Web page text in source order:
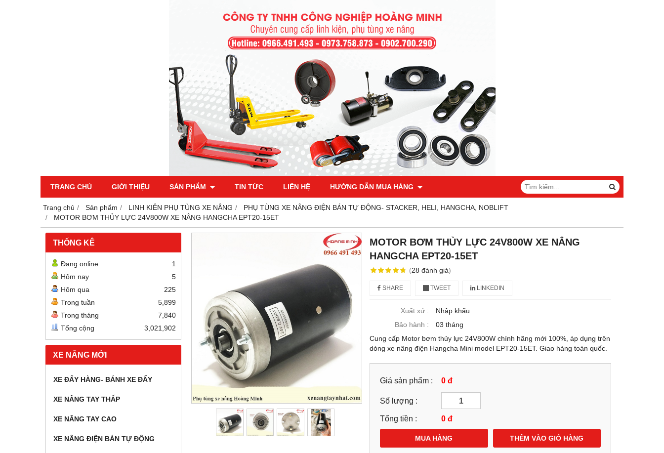
TRANG CHỦ GIỚI THIỆU SẢN PHẨM TIN TỨC LIÊN HỆ HƯỚNG DẪN MUA HÀNG
Trang chủ Sản phẩm LINH KIÊN PHỤ TÙNG XE NÂNG
PHỤ TÙNG XE NÂNG ĐIỆN BÁN TỰ ĐỘNG- STACKER, HELI, HANGCHA, NOBLIFT
MOTOR BƠM THỦY LỰC 24V800W XE NÂNG HANGCHA EPT20-15ET
THỐNG KÊ
Đang online
1
Hôm nay
5
Hôm qua
225
Trong tuần
5,899
Trong tháng
7,840
Tổng cộng
3,021,902
XE NÂNG MỚI
XE ĐẨY HÀNG- BÁNH XE ĐẨY
XE NÂNG TAY THẤP
XE NÂNG TAY CAO
XE NÂNG ĐIỆN BÁN TỰ ĐỘNG
MOTOR BƠM THỦY LỰC 24V800W XE NÂNG
HANGCHA EPT20-15ET
(28 đánh giá)
SHARE TWEET LINKEDIN
Xuất xứ :
Nhập khẩu
Bảo hành :
03 tháng
Cung cấp Motor bơm thủy lực 24V800W chính hãng mới 100%, áp dụng trên
dòng xe nâng điện Hangcha Mini model EPT20-15ET. Giao hàng toàn quốc.
Giá sản phẩm : 0 đ
Số lượng :
Tổng tiền : 0 đ
MUA HÀNG THÊM VÀO GIỎ HÀNG